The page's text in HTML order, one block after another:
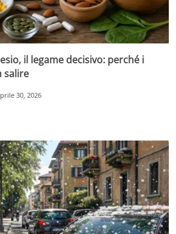
il legame decisivo: perché i
salire
30, 2026